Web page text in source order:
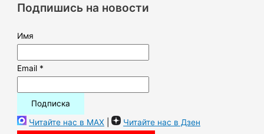
:Подпишись на новости
Имя
Email *
Читайте нас в MAX | Читайте нас в Дзен